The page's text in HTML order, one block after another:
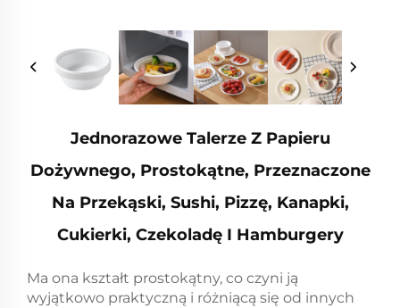
Jednorazowe Talerze Z Papieru
Dożywnego, Prostokątne, Przeznaczone
Na Przekąski, Sushi, Pizzę, Kanapki,
Cukierki, Czekoladę I Hamburgery
Ma ona kształt prostokątny, co czyni ją
wyjątkowo praktyczną i różniącą się od innych